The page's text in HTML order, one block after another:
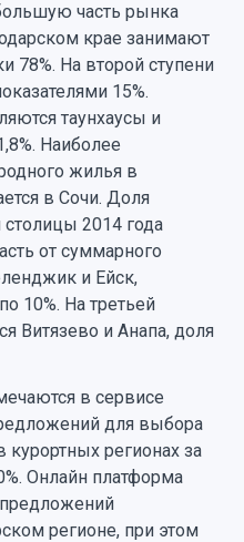
часть рынка
крае занимают
78%. На второй ступени
15%.
таунхаусы и
Наиболее
жилья в
в Сочи. Доля
2014 года
от суммарного
и Ейск,
10%. На третьей
Витязево и Анапа, доля
в сервисе
для выбора
регионах за
Онлайн платформа
регионе, при этом